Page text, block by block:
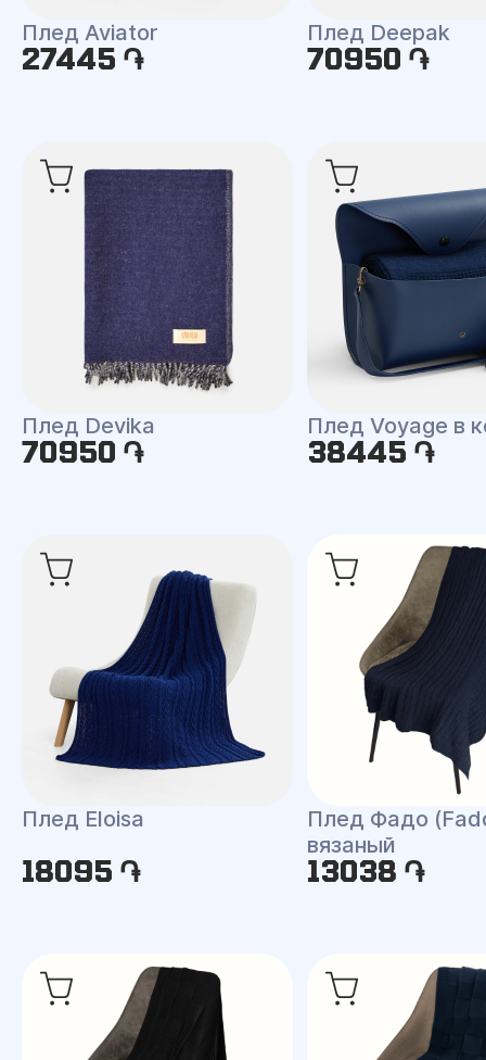
Плед Aviator
27445 ֏
Плед Deepak
70950 ֏
Плед Devika
70950 ֏
Плед Voyage в
38445 ֏
Плед Eloisa
18095 ֏
Плед Фадо
вязаный
13038 ֏